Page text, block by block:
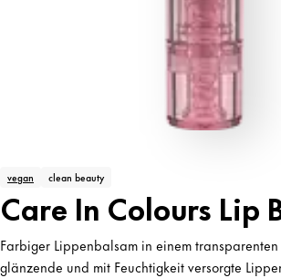
vegan clean beauty
Care In Colours Lip
Farbiger Lippenbalsam in einem transparenten
glänzende und mit Feuchtigkeit versorgte